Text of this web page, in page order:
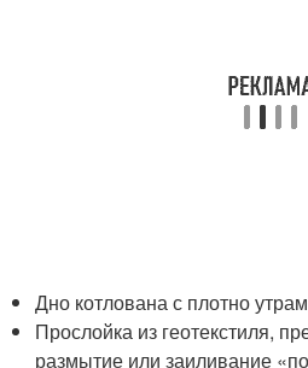
Дно котлована с плотно
Прослойка из геотекстиля,
размытие или заиливание